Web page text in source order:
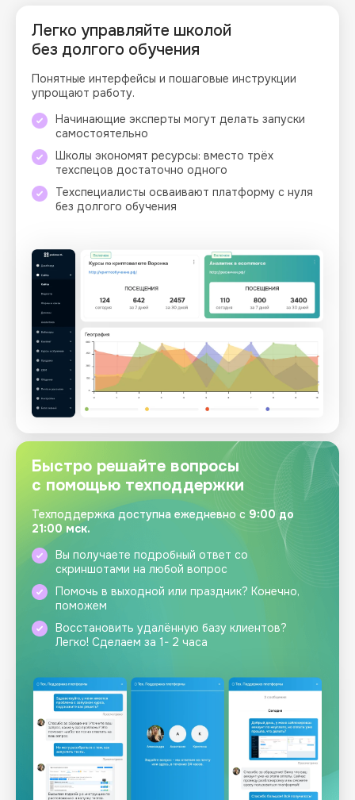
Легко управляйте школой
без долгого обучения
Понятные интерфейсы и пошаговые инструкции
упрощают работу.
Начинающие эксперты могут делать запуски
самостоятельно
Школы экономят ресурсы: вместо трёх
техспецов достаточно одного
Техспециалисты осваивают платформу с нуля
без долгого обучения
Быстро решайте вопросы
с помощью техподдержки
Техподдержка доступна ежедневно с 9:00 до
21:00 мск.
Вы получаете подробный ответ со
скриншотами на любой вопрос
Помочь в выходной или праздник? Конечно,
поможем
Восстановить удалённую базу клиентов?
Легко! Сделаем за 1- 2 часа